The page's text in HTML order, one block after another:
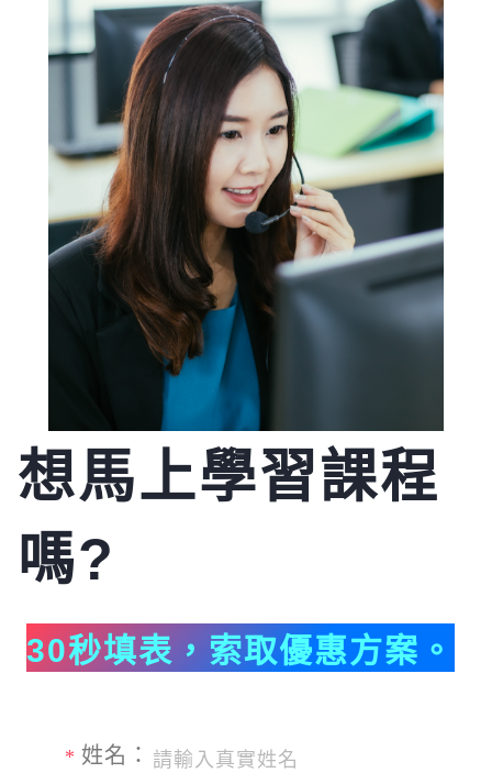
想馬上學習課程
嗎?
30秒填表，索取優惠方案。
* 姓名：